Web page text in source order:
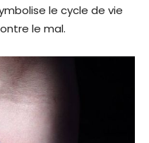
le cycle de vie
le mal.